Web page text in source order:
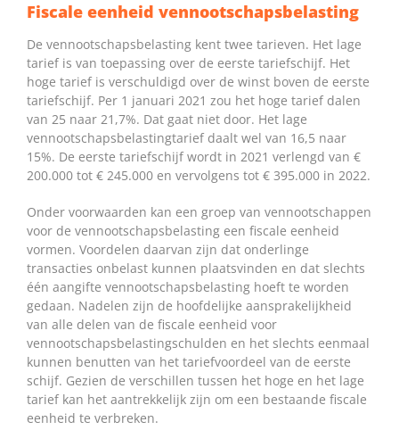
Fiscale eenheid vennootschapsbelasting
De vennootschapsbelasting kent twee tarieven. Het lage
tarief is van toepassing over de eerste tariefschijf. Het
hoge tarief is verschuldigd over de winst boven de eerste
tariefschijf. Per 1 januari 2021 zou het hoge tarief dalen
van 25 naar 21,7%. Dat gaat niet door. Het lage
vennootschapsbelastingtarief daalt wel van 16,5 naar
15%. De eerste tariefschijf wordt in 2021 verlengd van €
200.000 tot € 245.000 en vervolgens tot € 395.000 in 2022.
Onder voorwaarden kan een groep van vennootschappen
voor de vennootschapsbelasting een fiscale eenheid
vormen. Voordelen daarvan zijn dat onderlinge
transacties onbelast kunnen plaatsvinden en dat slechts
één aangifte vennootschapsbelasting hoeft te worden
gedaan. Nadelen zijn de hoofdelijke aansprakelijkheid
van alle delen van de fiscale eenheid voor
vennootschapsbelastingschulden en het slechts eenmaal
kunnen benutten van het tariefvoordeel van de eerste
schijf. Gezien de verschillen tussen het hoge en het lage
tarief kan het aantrekkelijk zijn om een bestaande fiscale
eenheid te verbreken.